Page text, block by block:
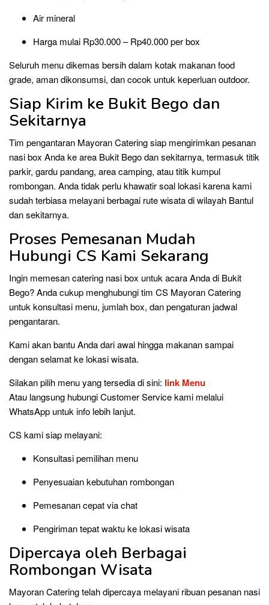
Air mineral
Harga mulai Rp30.000 – Rp40.000 per box
Seluruh menu dikemas bersih dalam kotak makanan food
grade, aman dikonsumsi, dan cocok untuk keperluan outdoor.
Siap Kirim ke Bukit Bego dan
Sekitarnya
Tim pengantaran Mayoran Catering siap mengirimkan pesanan
nasi box Anda ke area Bukit Bego dan sekitarnya, termasuk titik
parkir, gardu pandang, area camping, atau titik kumpul
rombongan. Anda tidak perlu khawatir soal lokasi karena kami
sudah terbiasa melayani berbagai rute wisata di wilayah Bantul
dan sekitarnya.
Proses Pemesanan Mudah
Hubungi CS Kami Sekarang
Ingin memesan catering nasi box untuk acara Anda di Bukit
Bego? Anda cukup menghubungi tim CS Mayoran Catering
untuk konsultasi menu, jumlah box, dan pengaturan jadwal
pengantaran.
Kami akan bantu Anda dari awal hingga makanan sampai
dengan selamat ke lokasi wisata.
Silakan pilih menu yang tersedia di sini: link Menu
Atau langsung hubungi Customer Service kami melalui
WhatsApp untuk info lebih lanjut.
CS kami siap melayani:
Konsultasi pemilihan menu
Penyesuaian kebutuhan rombongan
Pemesanan cepat via chat
Pengiriman tepat waktu ke lokasi wisata
Dipercaya oleh Berbagai
Rombongan Wisata
Mayoran Catering telah dipercaya melayani ribuan pesanan nasi